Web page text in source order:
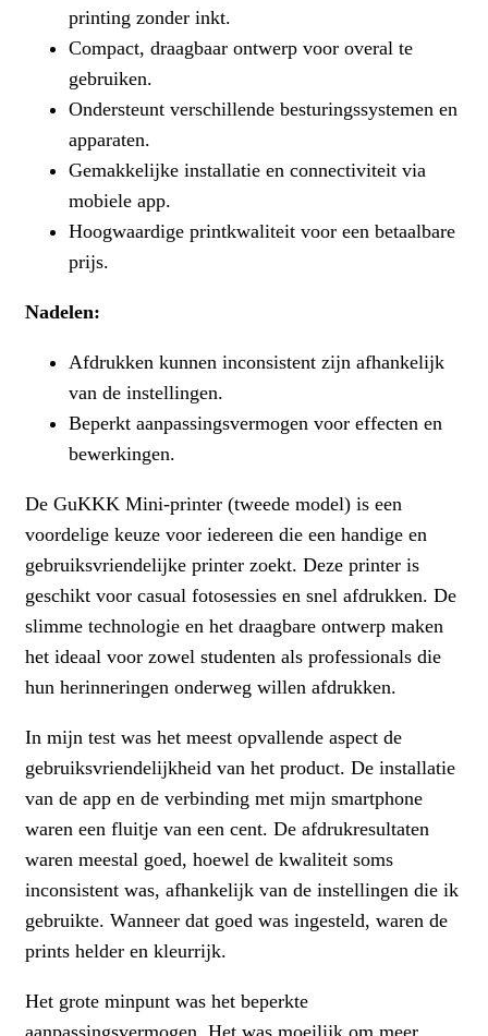
printing zonder inkt.
Compact, draagbaar ontwerp voor overal te
gebruiken.
Ondersteunt verschillende besturingssystemen en
apparaten.
Gemakkelijke installatie en connectiviteit via
mobiele app.
Hoogwaardige printkwaliteit voor een betaalbare
prijs.
Nadelen:
Afdrukken kunnen inconsistent zijn afhankelijk
van de instellingen.
Beperkt aanpassingsvermogen voor effecten en
bewerkingen.
De GuKKK Mini-printer (tweede model) is een
voordelige keuze voor iedereen die een handige en
gebruiksvriendelijke printer zoekt. Deze printer is
geschikt voor casual fotosessies en snel afdrukken. De
slimme technologie en het draagbare ontwerp maken
het ideaal voor zowel studenten als professionals die
hun herinneringen onderweg willen afdrukken.
In mijn test was het meest opvallende aspect de
gebruiksvriendelijkheid van het product. De installatie
van de app en de verbinding met mijn smartphone
waren een fluitje van een cent. De afdrukresultaten
waren meestal goed, hoewel de kwaliteit soms
inconsistent was, afhankelijk van de instellingen die ik
gebruikte. Wanneer dat goed was ingesteld, waren de
prints helder en kleurrijk.
Het grote minpunt was het beperkte